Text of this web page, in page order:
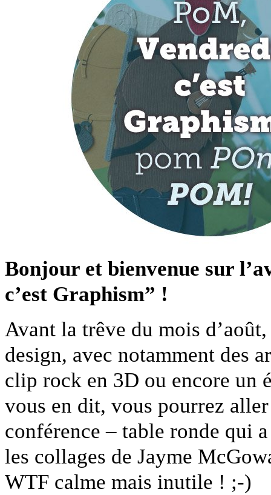
Bonjour et bienvenue sur
c’est Graphism” !
Avant la trêve du mois
design, avec notamment des
clip rock en 3D ou encore un
vous en dit, vous pourrez
conférence – table ronde qui
les collages de Jayme
WTF calme mais inutile ! ;-)